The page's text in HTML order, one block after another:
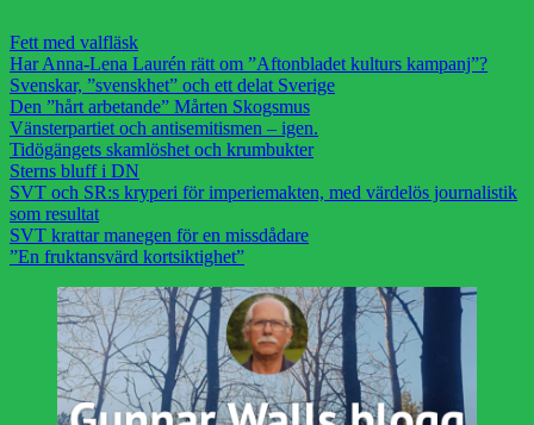
Fett med valfläsk
Har Anna-Lena Laurén rätt om ”Aftonbladet kulturs kampanj”?
Svenskar, ”svenskhet” och ett delat Sverige
Den ”hårt arbetande” Mårten Skogsmus
Vänsterpartiet och antisemitismen – igen.
Tidögängets skamlöshet och krumbukter
Sterns bluff i DN
SVT och SR:s kryperi för imperiemakten, med värdelös journalistik
som resultat
SVT krattar manegen för en missdådare
”En fruktansvärd kortsiktighet”